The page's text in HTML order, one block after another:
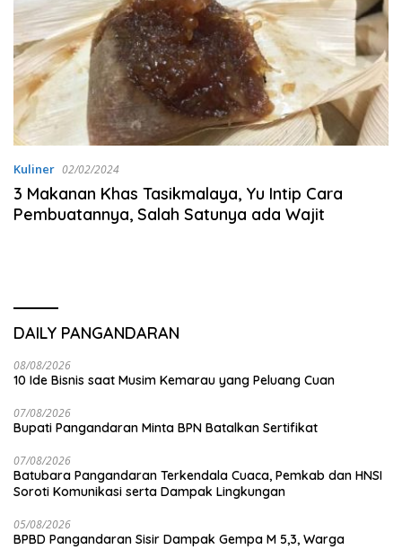
Kuliner 02/02/2024
3 Makanan Khas Tasikmalaya, Yu Intip Cara
Pembuatannya, Salah Satunya ada Wajit
DAILY PANGANDARAN
08/08/2026
10 Ide Bisnis saat Musim Kemarau yang Peluang Cuan
07/08/2026
Bupati Pangandaran Minta BPN Batalkan Sertifikat
07/08/2026
Batubara Pangandaran Terkendala Cuaca, Pemkab dan HNSI
Soroti Komunikasi serta Dampak Lingkungan
05/08/2026
BPBD Pangandaran Sisir Dampak Gempa M 5,3, Warga